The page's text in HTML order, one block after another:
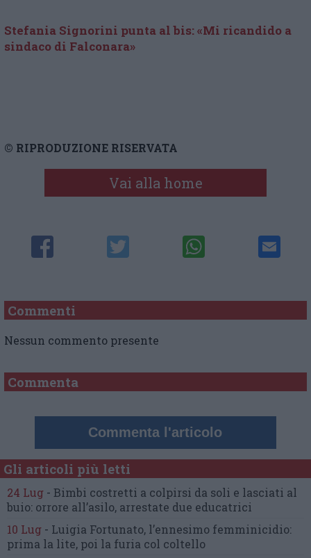
Stefania Signorini punta al bis: «Mi ricandido a
sindaco di Falconara»
© RIPRODUZIONE RISERVATA
Vai alla home
Commenti
Nessun commento presente
Commenta
Commenta l'articolo
Gli articoli più letti
24 Lug - Bimbi costretti a colpirsi da soli e lasciati al
buio: orrore all’asilo, arrestate due educatrici
10 Lug - Luigia Fortunato, l’ennesimo femminicidio:
prima la lite, poi la furia col coltello